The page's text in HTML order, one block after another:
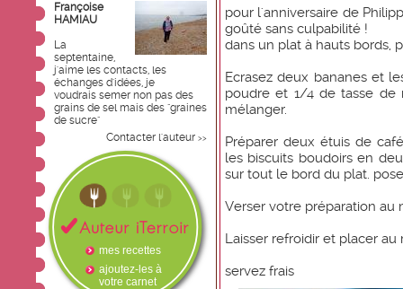
Françoise
HAMIAU
La
septentaine,
j'aime les contacts, les
échanges d'idées, je
voudrais semer non pas des
grains de sel mais des "graines
de sucre"
Contacter l'auteur >>
mes recettes
ajoutez-les à
votre carnet
pour l'anniversaire de
goûté sans culpabilité !
dans un plat à hauts bords,
Ecrasez deux bananes et
poudre et 1/4 de tasse de
mélanger.
Préparer deux étuis de
les biscuits boudoirs en
sur tout le bord du plat.
Verser votre préparation au
Laisser refroidir et placer
servez frais